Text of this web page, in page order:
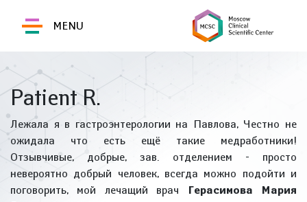
MENU
Patient R.
Лежала я в гастроэнтерологии на Павлова, Честно не
ожидала что есть ещё такие медработники!
Отзывчивые, добрые, зав. отделением - просто
невероятно добрый человек, всегда можно подойти и
поговорить, мой лечащий врач
Герасимова Мария